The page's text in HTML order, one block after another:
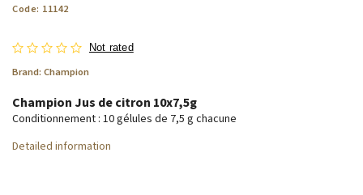
Code: 11142
Not rated
Brand: Champion
Champion Jus de citron 10x7,5g
Conditionnement : 10 gélules de 7,5 g chacune
Detailed information